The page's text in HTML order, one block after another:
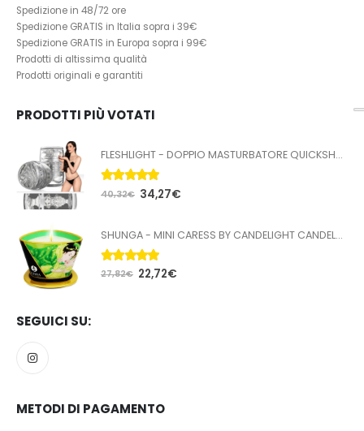
Spedizione in 48/72 ore
Spedizione GRATIS in Italia sopra i 39€
Spedizione GRATIS in Europa sopra i 99€
Prodotti di altissima qualità
Prodotti originali e garantiti
PRODOTTI PIÙ VOTATI
FLESHLIGHT - DOPPIO MASTURBATORE QUICKSHOT STOYA
5.00Su 5
40,32€ 34,27€
SHUNGA - MINI CARESS BY CANDELIGHT CANDELA DA MASSAGGIO T VERDE 170 ML
5.00Su 5
27,82€ 22,72€
SEGUICI SU:
METODI DI PAGAMENTO